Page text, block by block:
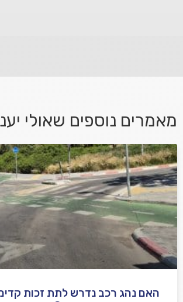
אני מאשר/ת קבלת דיוור במייל ושימוש
למדיניות הפרטיות
מאמרים נוספים שאולי
האם נהג רכב נדרש לתת זכות